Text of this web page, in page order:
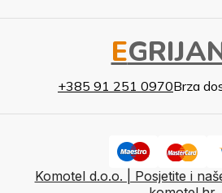
E
+385 91 251 0970Brza
Komotel d.o.o. | Posjetite i